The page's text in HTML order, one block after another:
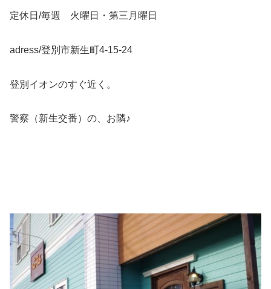
定休日/毎週 火曜日・第三月曜日
adress/登別市新生町4-15-24
登別イオンのすぐ近く。
警察（新生交番）の、お隣♪